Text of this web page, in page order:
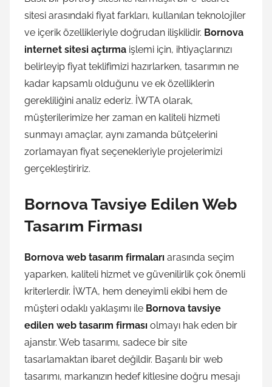
sitesi arasındaki fiyat farkları, kullanılan teknolojiler
ve içerik özellikleriyle doğrudan ilişkilidir. Bornova
internet sitesi açtırma işlemi için, ihtiyaçlarınızı
belirleyip fiyat teklifimizi hazırlarken, tasarımın ne
kadar kapsamlı olduğunu ve ek özelliklerin
gerekliliğini analiz ederiz. İWTA olarak,
müşterilerimize her zaman en kaliteli hizmeti
sunmayı amaçlar, aynı zamanda bütçelerini
zorlamayan fiyat seçenekleriyle projelerimizi
gerçekleştiririz.
Bornova Tavsiye Edilen Web
Tasarım Firması
Bornova web tasarım firmaları arasında seçim
yaparken, kaliteli hizmet ve güvenilirlik çok önemli
kriterlerdir. İWTA, hem deneyimli ekibi hem de
müşteri odaklı yaklaşımı ile Bornova tavsiye
edilen web tasarım firması olmayı hak eden bir
ajanstır. Web tasarımı, sadece bir site
tasarlamaktan ibaret değildir. Başarılı bir web
tasarımı, markanızın hedef kitlesine doğru mesajı